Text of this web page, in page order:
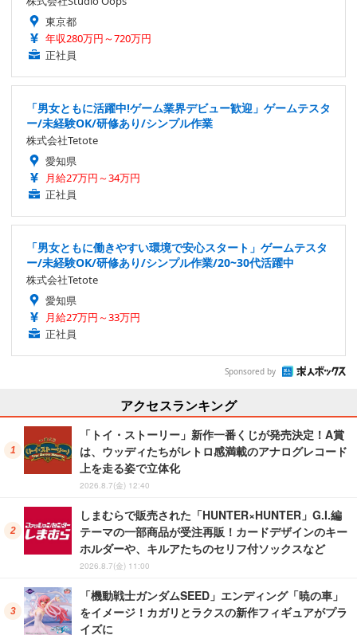
東京都
年収280万円～720万円
正社員
「男女ともに活躍中!ゲーム業界デビュー歓迎」ゲームテスタ
ー/未経験OK/研修あり/シンプル作業
株式会社Tetote
愛知県
月給27万円～34万円
正社員
「男女ともに働きやすい環境で安心スタート」ゲームテスタ
ー/未経験OK/研修あり/シンプル作業/20~30代活躍中
株式会社Tetote
愛知県
月給27万円～33万円
正社員
Sponsored by
アクセスランキング
「トイ・ストーリー」新作一番くじが発売決定！A賞
は、ウッディたちがレトロ感満載のアナログレコード
上を走る姿で立体化
2026.8.7(金) 12:40
しまむらで販売された「HUNTER×HUNTER」G.I.編
テーマの一部商品が受注再販！カードデザインのキー
ホルダーや、キルアたちのセリフ付ソックスなど
2026.8.7(金) 11:00
「機動戦士ガンダムSEED」エンディング「暁の車」
をイメージ！カガリとラクスの新作フィギュアがプラ
イズに